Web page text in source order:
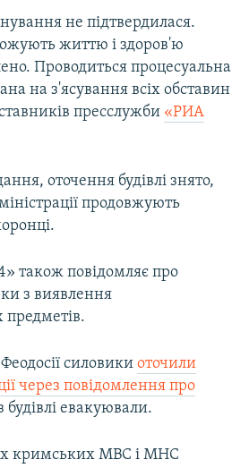
не підтвердилася.
життю і здоров'ю
Проводиться процесуальна
на з'ясування всіх обставин
пресслужби «РИА
оточення будівлі знято,
продовжують
також повідомляє про
з виявлення
предметів.
силовики оточили
через повідомлення про
евакуювали.
кримських МВС і МНС